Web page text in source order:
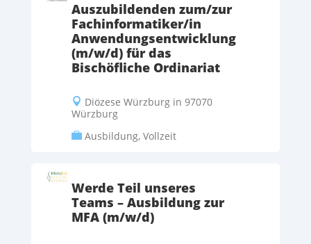
Auszubildenden zum/zur
Fachinformatiker/in
Anwendungsentwicklung
(m/w/d) für das
Bischöfliche Ordinariat
 Diözese Würzburg in 97070
Würzburg
 Ausbildung, Vollzeit
Werde Teil unseres
Teams – Ausbildung zur
MFA (m/w/d)